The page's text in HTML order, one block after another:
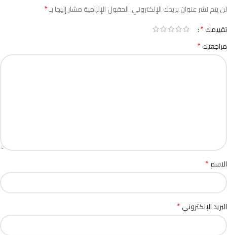
لن يتم نشر عنوان بريدك الإلكتروني.الحقول الإلزامية مشار إليها بـ*
تقييمك*
مراجعتك*
الاسم*
البريد الإلكتروني*